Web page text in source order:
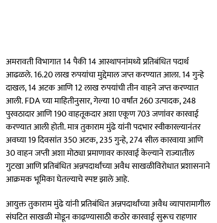
अमरावती विभागात 14 पैकी 14 आस्थापनांमध्ये प्रतिबंधित पदार्थ
आढळले. 16.20 लाख रुपयांचा मुद्देमाल जप्त करण्यात आला. 14 गुन्हे
दाखल, 14 अटक आणि 12 लाख रुपयांची तीन वाहने जप्त करण्यात
आली. FDA च्या माहितीनुसार, गेल्या 10 वर्षांत 260 उत्पादक, 248
पुरवठादार आणि 190 वाहतूकदार अशा एकूण 703 जणांवर कारवाई
करण्यात आली होती. मात्र तुकाराम मुंढे यांनी पदभार स्वीकारल्यानंतर
अवघ्या 19 दिवसांत 350 अटक, 235 गुन्हे, 274 सील कारवाया आणि
30 वाहन जप्ती अशा मोठ्या प्रमाणावर कारवाई केल्याने राज्यातील
गुटखा आणि प्रतिबंधित अन्नपदार्थांच्या अवैध साखळीविरोधात प्रशासनाने
आक्रमक भूमिका घेतल्याचे स्पष्ट झाले आहे.
आयुक्त तुकाराम मुंढे यांनी प्रतिबंधित अन्नपदार्थांच्या अवैध व्यापारामागील
संघटित साखळी मोडून काढण्यासाठी कठोर कारवाई सुरूच राहणार